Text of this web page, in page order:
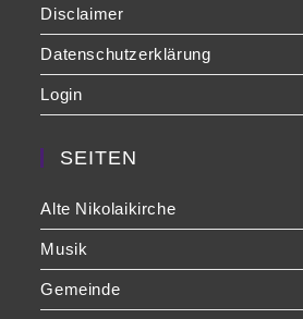
Disclaimer
Datenschutzerklärung
Login
SEITEN
Alte Nikolaikirche
Musik
Gemeinde